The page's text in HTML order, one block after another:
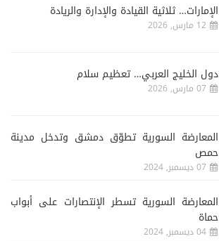
الإمارات… ثلاثية القيادة والإدارة والريادة
12 مارس, 2026
دول الخليج العربي… تعظيم سلام
07 مارس, 2026
المعارضة السورية تطوّق دمشق وتدخل مدينة
حمص
07 ديسمبر, 2024
المعارضة السورية تسطر الإنتصارات على أبواب
حماة
04 ديسمبر, 2024